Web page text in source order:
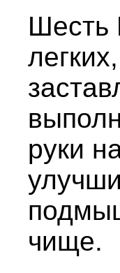
Шесть
руки
чище.